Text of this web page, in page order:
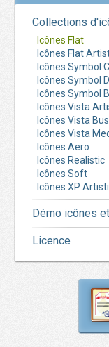
Collections
Icônes Flat
Icônes Flat
Icônes Symbol
Icônes Symbol
Icônes Symbol
Icônes Vista
Icônes Vista
Icônes Vista
Icônes Aero
Icônes Realistic
Icônes Soft
Icônes XP
Démo icônes
Licence